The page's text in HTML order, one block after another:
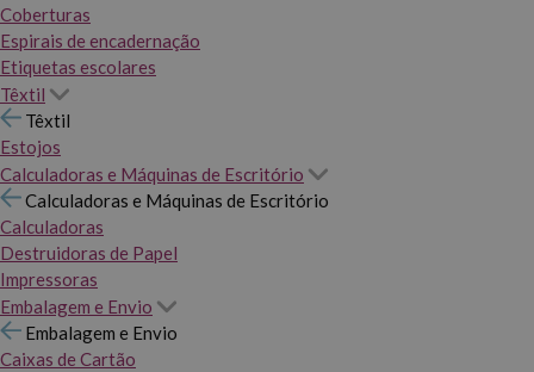
Coberturas
Espirais de encadernação
Etiquetas escolares
Têxtil
Têxtil
Estojos
Calculadoras e Máquinas de Escritório
Calculadoras e Máquinas de Escritório
Calculadoras
Destruidoras de Papel
Impressoras
Embalagem e Envio
Embalagem e Envio
Caixas de Cartão